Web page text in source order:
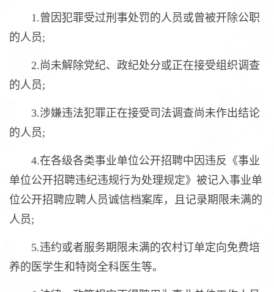
1.曾因犯罪受过刑事处罚的人员或曾被开除公职
的人员;
2.尚未解除党纪、政纪处分或正在接受组织调查
的人员;
3.涉嫌违法犯罪正在接受司法调查尚未作出结论
的人员;
4.在各级各类事业单位公开招聘中因违反《事业
单位公开招聘违纪违规行为处理规定》被记入事业单
位公开招聘应聘人员诚信档案库，且记录期限未满的
人员;
5.违约或者服务期限未满的农村订单定向免费培
养的医学生和特岗全科医生等。